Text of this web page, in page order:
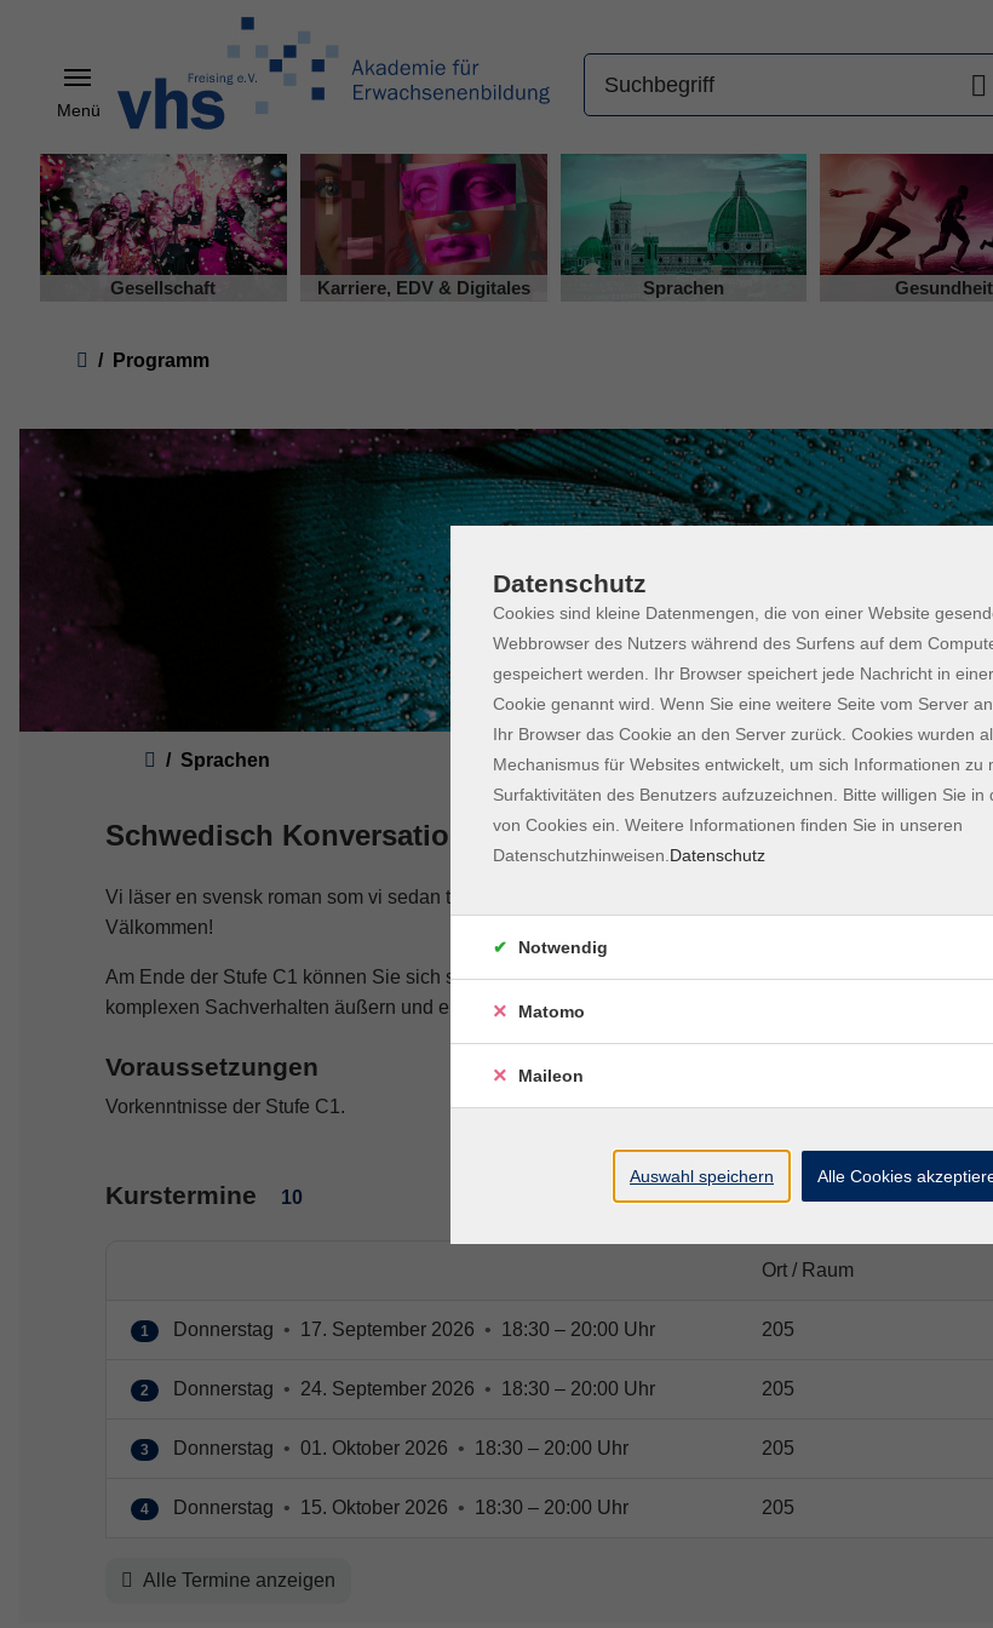
Menü
Gesellschaft Karriere, EDV & Digitales Sprachen Gesundheit
Programm
Sprachen
Schwedisch Konversation C1
Vi läser en svensk roman som vi sedan talar om. Dessutem diskuterar vi aktuella händelser.
Välkommen!
Am Ende der Stufe C1 können Sie sich spontan und fließend sowie klar, strukturiert und ausführlich zu
komplexen Sachverhalten äußern und ein breites Spektrum anspruchsvoller, längerer Texte verstehen.
Voraussetzungen
Vorkenntnisse der Stufe C1.
Kurstermine 10
Ort / Raum
1 Donnerstag • 17. September 2026 • 18:30 – 20:00 Uhr 205
2 Donnerstag • 24. September 2026 • 18:30 – 20:00 Uhr 205
3 Donnerstag • 01. Oktober 2026 • 18:30 – 20:00 Uhr 205
4 Donnerstag • 15. Oktober 2026 • 18:30 – 20:00 Uhr 205
Alle Termine anzeigen
Datenschutz
Cookies sind kleine Datenmengen, die von einer Website
Webbrowser des Nutzers während des Surfens auf dem
gespeichert werden. Ihr Browser speichert jede Nachricht in
Cookie genannt wird. Wenn Sie eine weitere Seite vom Server
Ihr Browser das Cookie an den Server zurück. Cookies wurden
Mechanismus für Websites entwickelt, um sich Informationen zu
Surfaktivitäten des Benutzers aufzuzeichnen. Bitte willigen Sie in
von Cookies ein. Weitere Informationen finden Sie in unseren
Datenschutzhinweisen. Datenschutz
Notwendig
Matomo
Maileon
Auswahl speichern Alle Cookies